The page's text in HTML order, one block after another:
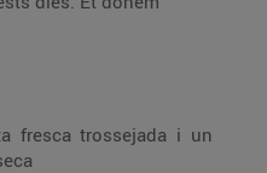
fresca trossejada i un